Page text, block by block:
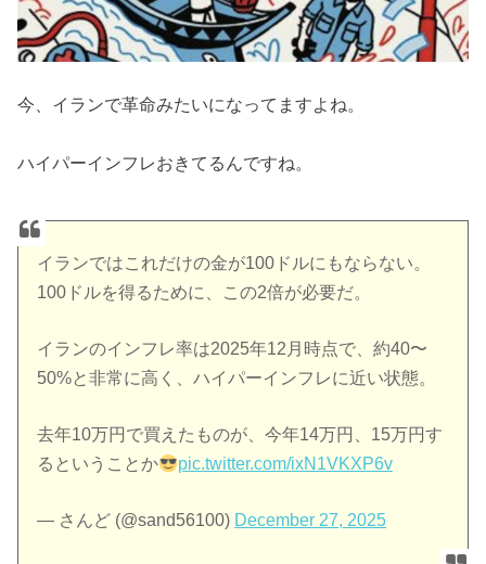
今、イランで革命みたいになってますよね。
ハイパーインフレおきてるんですね。
イランではこれだけの金が100ドルにもならない。
100ドルを得るために、この2倍が必要だ。
イランのインフレ率は2025年12月時点で、約40〜
50%と非常に高く、ハイパーインフレに近い状態。
去年10万円で買えたものが、今年14万円、15万円す
るということか
pic.twitter.com/ixN1VKXP6v
— さんど (@sand56100) December 27, 2025